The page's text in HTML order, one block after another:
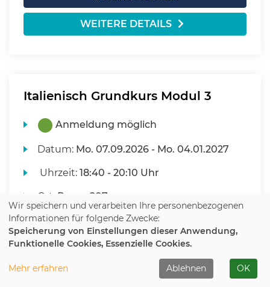
WEITERE DETAILS
Italienisch Grundkurs Modul 3
Anmeldung möglich
Datum: Mo. 07.09.2026 - Mo. 04.01.2027
Uhrzeit:18:40 - 20:10 Uhr
Ort: Raum 207
165,00 €
KURS BUCHEN
Wir speichern und verarbeiten Ihre personenbezogenen
Informationen für folgende Zwecke:
Speicherung von Einstellungen dieser Anwendung,
Funktionelle Cookies, Essenzielle Cookies.
Mehr erfahren Ablehnen OK